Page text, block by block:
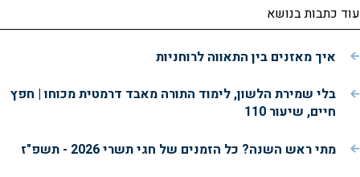
עוד כתבות בנושא
איך מאזנים בין התאווה לרוחניות
בלי שמירת הלשון, לימוד התורה מאבד דרמטית מכוחו | חפץ
חיים, שיעור 110
מתי ראש השנה? כל הזמנים של חגי תשרי 2026 - תשפ"ז